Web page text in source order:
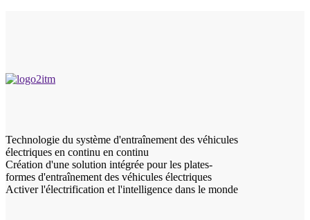
Technologie du système d'entraînement des véhicules
électriques en continu en continu
Création d'une solution intégrée pour les plates-
formes d'entraînement des véhicules électriques
Activer l'électrification et l'intelligence dans le monde